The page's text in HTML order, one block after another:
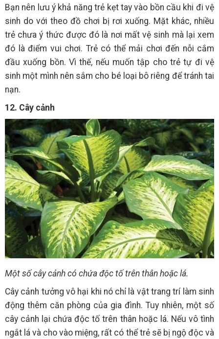
Bạn nên lưu ý khả năng trẻ kẹt tay vào bồn cầu khi đi vệ
sinh do với theo đồ chơi bị rơi xuống. Mặt khác, nhiều
trẻ chưa ý thức được đó là nơi mất vệ sinh mà lại xem
đó là điểm vui chơi. Trẻ có thể mải chơi đến nỗi cắm
đầu xuống bồn. Vì thế, nếu muốn tập cho trẻ tự đi vệ
sinh một mình nên sắm cho bé loại bô riêng để tránh tai
nạn.
12. Cây cảnh
Một số cây cảnh có chứa độc tố trên thân hoặc lá.
Cây cảnh tưởng vô hại khi nó chỉ là vật trang trí làm sinh
động thêm căn phòng của gia đình. Tuy nhiên, một số
cây cảnh lại chứa độc tố trên thân hoặc lá. Nếu vô tình
ngắt lá và cho vào miệng, rất có thể trẻ sẽ bị ngộ độc và